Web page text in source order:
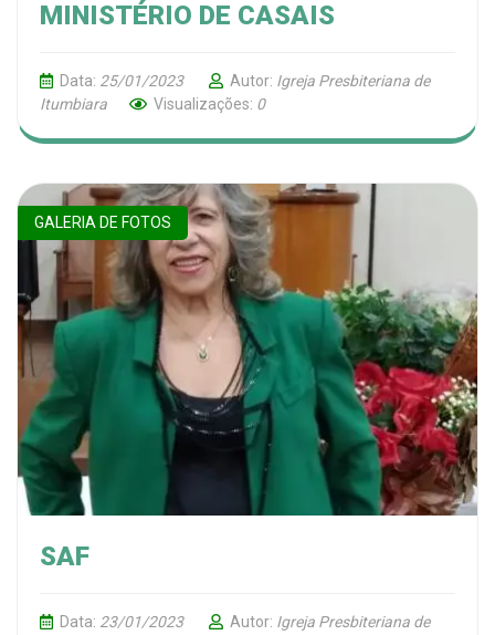
MINISTÉRIO DE CASAIS
Data: 25/01/2023 Autor: Igreja Presbiteriana de
Itumbiara
Visualizações: 0
GALERIA DE FOTOS
SAF
Data: 23/01/2023 Autor: Igreja Presbiteriana de